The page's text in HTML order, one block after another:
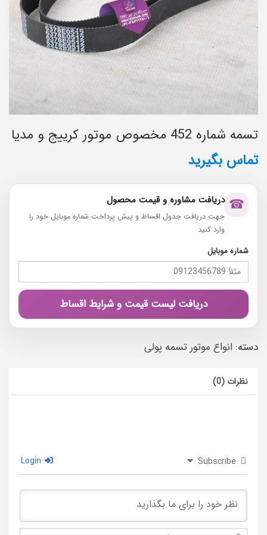
تسمه شماره 452 مخصوص موتور کرییج و مدیا
تماس بگیرید
☎ دریافت مشاوره و قیمت محصول
جهت دریافت جدول اقساط و پیش پرداخت شماره موبایل خود را
وارد کنید
شماره موبایل
دریافت لیست قیمت و شرایط اقساط
دسته: انواع موتور تسمه پولی
نظرات (0)
Subscribe